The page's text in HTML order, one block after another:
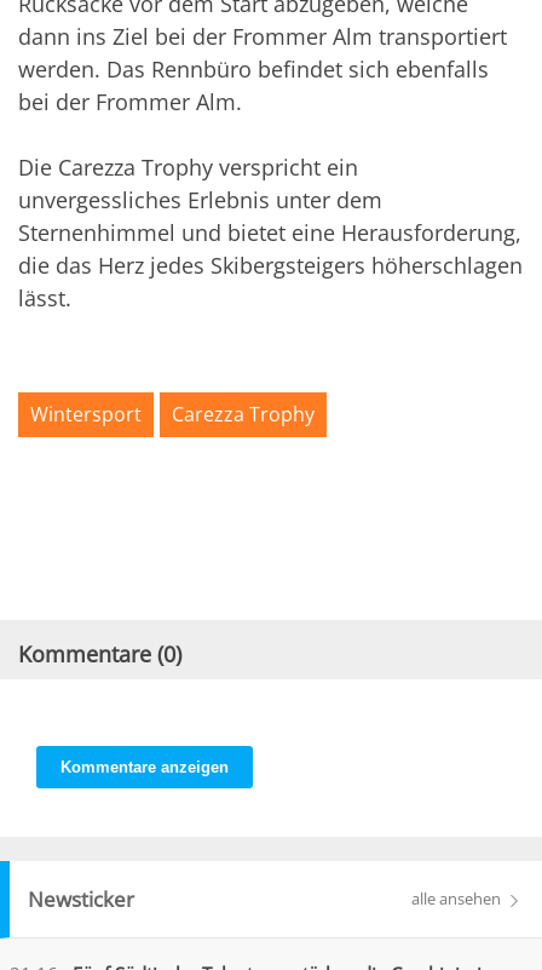
dann ins Ziel bei der Frommer Alm transportiert
werden. Das Rennbüro befindet sich ebenfalls
bei der Frommer Alm.
Die Carezza Trophy verspricht ein
unvergessliches Erlebnis unter dem
Sternenhimmel und bietet eine Herausforderung,
die das Herz jedes Skibergsteigers höherschlagen
lässt.
Wintersport Carezza Trophy
Kommentare (0)
Kommentare anzeigen
Newsticker alle ansehen